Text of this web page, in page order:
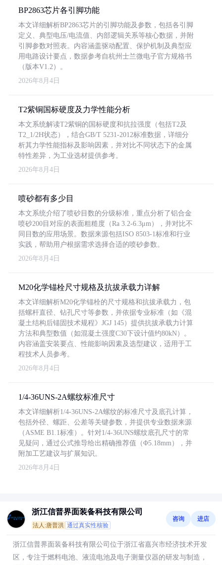
BP2863芯片各引脚功能
本文详细解析BP2863芯片的引脚功能及参数，包括各引脚
定义、典型电压/电流值、内部逻辑关系等核心数据，并附
引脚参数对照表。内容涵盖驱动配置、保护机制及典型应
用电路设计要点，数据参考自杭州士兰微电子官方规格书
（版本V1.2）。
2026年8月4日
T2紫铜国标硬度及力学性能分析
本文系统解读T2紫铜的国标硬度和抗拉强度（包括T2及
T2_1/2H状态），结合GB/T 5231-2012标准数据，详细分
析其力学性能指标及影响因素，并对比不同状态下的金属
特性差异，为工业选材提供参考。
2026年8月4日
喷砂都有多少目
本文系统介绍了喷砂目数的分级标准，重点分析了铝合金
喷砂200目对应的表面粗糙度（Ra 3.2-6.3μm），并对比不
同目数的应用场景。数据来源包括ISO 8503-1标准和行业
实践，帮助用户根据需求选择合适的喷砂参数。
2026年8月4日
M20化学锚栓尺寸规格及抗拔承载力详解
本文详细解析M20化学锚栓的尺寸规格和抗拔承载力，包
括螺杆直径、钻孔尺寸等参数，并依据专业标准（如《混
凝土结构后锚固技术规程》JGJ 145）提供抗拔承载力计算
方法和典型数值（如混凝土强度C30下设计值约80kN）。
内容涵盖安装要点、性能影响因素及选型建议，适用于工
程技术人员参考。
2026年8月4日
1/4-36UNS-2A螺纹标准尺寸
本文详细解析1/4-36UNS-2A螺纹的标准尺寸及底孔计算，
包括外径、螺距、公差等关键参数，并提供专业数据来源
（ASME B1.1标准）。针对1/4-36UNS螺纹底孔尺寸的常
见疑问，通过公式推导给出精确推荐值（Φ5.18mm），并
附加工艺建议与扩展知识。
2026年8月4日
浙江信普界面装备科技有限公司
法人:唐普洪 通过真实性核验
咨询 进店
浙江信普界面装备科技有限公司位于浙江省嘉兴市经济技术开发
区，专注于燃料电池、液流电池及电子测量仪器的研发与制造，